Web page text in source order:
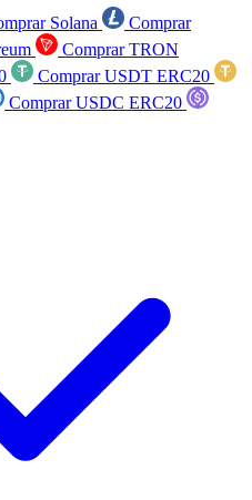
Solana
Comprar
Comprar TRON
Comprar USDT ERC20
Comprar USDC ERC20